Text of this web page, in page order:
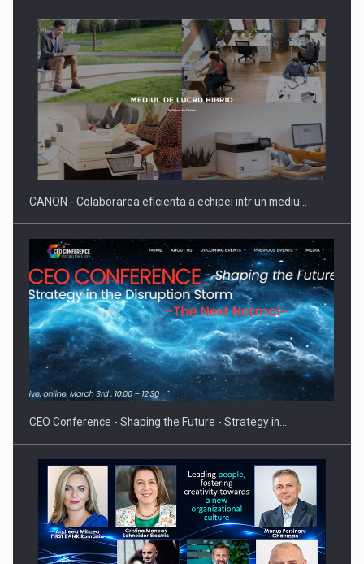
Producatorii si comerciantii care nu se supun noilor
reglementari…
Proteinmaxxing and the Future of Protein Demand
CANON - Colaborarea eficienta a echipei intr un mediu…
CEO Conference - Shaping the Future - Strategy in…